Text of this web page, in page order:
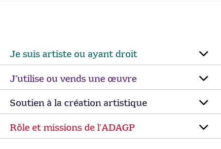
Je suis artiste ou ayant droit
J’utilise ou vends une œuvre
Soutien à la création artistique
Rôle et missions de lʼADAGP